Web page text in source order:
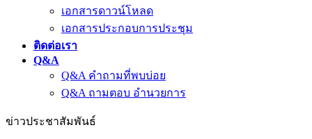
เอกสารดาวน์โหลด
เอกสารประกอบการประชุม
ติดต่อเรา
Q&A
Q&A คำถามที่พบบ่อย
Q&A ถามตอบ อำนวยการ
ข่าวประชาสัมพันธ์